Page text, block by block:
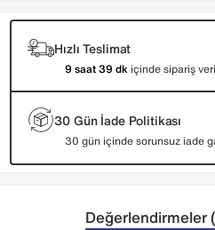
Hızlı Teslimat
9 saat 39 dk içinde sipariş
30 Gün İade Politikası
30 gün içinde sorunsuz iade
Değerlendirmeler